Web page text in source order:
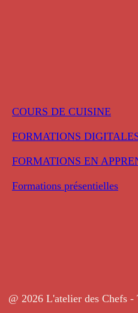
COURS DE CUISINE
FORMATIONS
FORMATIONS EN
Formations présentielles
@ 2026 L'atelier des Chefs -